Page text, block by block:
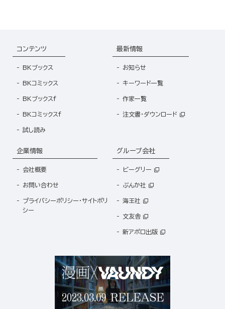
コンテンツ
BKブックス
BKコミックス
BKブックスf
BKコミックスf
試し読み
最新情報
お知らせ
キーワード一覧
作家一覧
注文書・ダウンロード
企業情報
会社概要
お問い合わせ
プライバシーポリシー・サイトポリ
シー
グループ会社
ビーグリー
ぶんか社
海王社
文友舎
新アポロ出版